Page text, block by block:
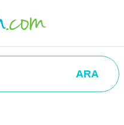
ARA